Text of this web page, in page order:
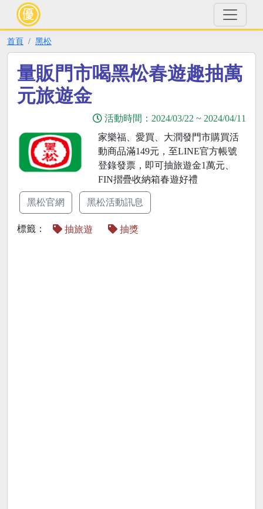
首頁 黑松
量販門市喝黑松春遊趣抽萬
元旅遊金
活動時間： 2024/03/22 ~ 2024/04/11
家樂福、愛買、大潤發門市購買活
動商品滿149元，至LINE官方帳號
登錄發票，即可抽旅遊金1萬元、
FIN摺疊收納箱春遊好禮
黑松官網 黑松活動訊息
標籤： 抽旅遊 抽獎